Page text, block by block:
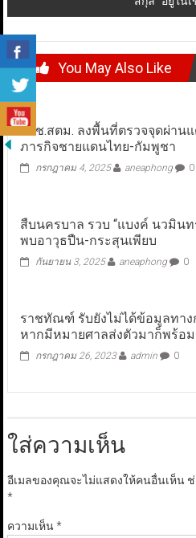
You May Also Like
ผบช.สตม. ลงพื้นที่ตรวจจุดผ่าน
ภารกิจชายแดนไทย-กัมพูชา
กรกฎาคม 4, 2025 aneaphong 0
สืบนครบาล รวบ “แบงค์ นวมิน
พบอาวุธปืน-กระสุนเพียบ
กันยายน 3, 2025 aneaphong 0
ราชทัณฑ์ รับยังไม่ได้ข้อมูลทาง
หากมีหมายศาลส่งตัวมาก็พร้อ
กรกฎาคม 26, 2023 admin 0
ใส่ความเห็น
อีเมลของคุณจะไม่แสดงให้คนอื่นเห็น
*
ความเห็น*